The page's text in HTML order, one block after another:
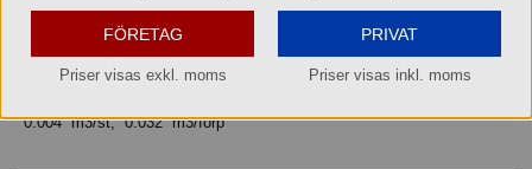
Bruttovikt
0.74 kg/st 5.92 kg/förp
0.004 m3/st, 0.032 m3/förp
FÖRETAG
Priser visas exkl. moms
PRIVAT
Priser visas inkl. moms